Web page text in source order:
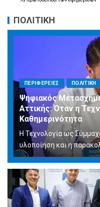
ΠΟΛΙΤΙΚΗ
ΠΕΡΙΦΕΡΕΙΕΣ ΠΟΛΙΤΙΚΗ
Ψηφιακός
Αττικής: Όταν η
Καθημερινότητα
Η Τεχνολογία ως
υλοποίηση και η